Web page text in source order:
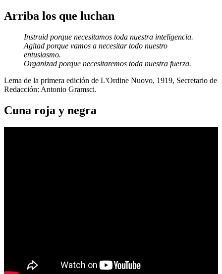
Arriba los que luchan
Instruid porque necesitamos toda nuestra inteligencia.
Agitad porque vamos a necesitar todo nuestro
entusiasmo.
Organizad porque necesitaremos toda nuestra fuerza.
Lema de la primera edición de L'Ordine Nuovo, 1919, Secretario de
Redacción: Antonio Gramsci.
Cuna roja y negra